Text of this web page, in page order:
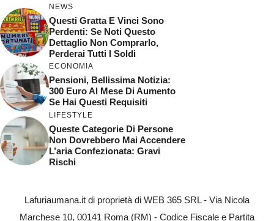
NEWS
Questi Gratta E Vinci Sono
Perdenti: Se Noti Questo
Dettaglio Non Comprarlo,
Perderai Tutti I Soldi
ECONOMIA
Pensioni, Bellissima Notizia:
300 Euro Al Mese Di Aumento
Se Hai Questi Requisiti
LIFESTYLE
Queste Categorie Di Persone
Non Dovrebbero Mai Accendere
L’aria Confezionata: Gravi
Rischi
Lafuriaumana.it di proprietà di WEB 365 SRL - Via Nicola
Marchese 10, 00141 Roma (RM) - Codice Fiscale e Partita